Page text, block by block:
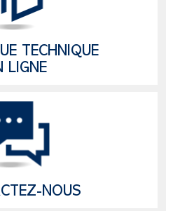
TECHNIQUE
LIGNE
NOUS